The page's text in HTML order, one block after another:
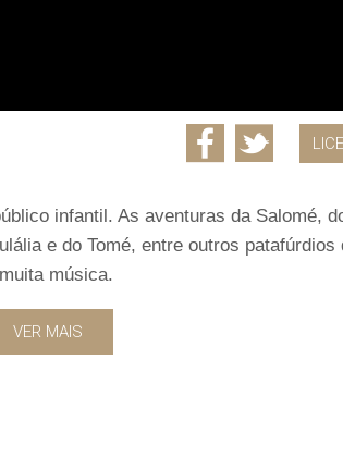
infantil. As aventuras da Salomé,
e do Tomé, entre outros
música.
VER MAIS